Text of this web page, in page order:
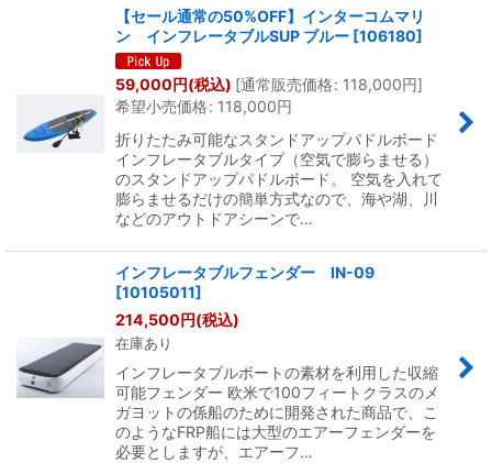
【セール通常の50%OFF】インターコムマリ
ン インフレータブルSUP ブルー [106180]
59,000円(税込) [通常販売価格: 118,000円]
希望小売価格: 118,000円
折りたたみ可能なスタンドアップパドルボード
インフレータブルタイプ（空気で膨らませる）
のスタンドアップパドルボード。 空気を入れて
膨らませるだけの簡単方式なので、海や湖、川
などのアウトドアシーンで…
インフレータブルフェンダー IN-09
[10105011]
214,500円(税込)
在庫あり
インフレータブルボートの素材を利用した収縮
可能フェンダー 欧米で100フィートクラスのメ
ガヨットの係船のために開発された商品で、こ
のようなFRP船には大型のエアーフェンダーを
必要としますが、エアーフ…